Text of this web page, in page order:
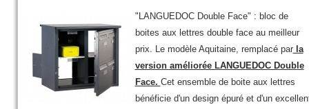
"LANGUEDOC Double Face" : bloc de
boites aux lettres double face au meilleur
prix. Le modèle Aquitaine, remplacé parla
version améliorée LANGUEDOC Double
Face. Cet ensemble de boite aux lettres
bénéficie d'un design épuré et d'un